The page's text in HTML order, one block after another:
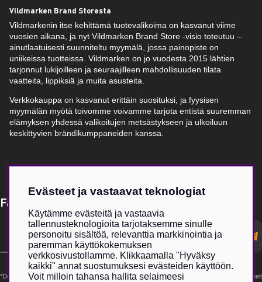
Vildmarken Brand Storesta
Vildmarkenin itse kehittämä tuotevalikoima on kasvanut viime
vuosien aikana, ja nyt Vildmarken Brand Store -visio toteutuu –
ainutlaatuisesti suunniteltu myymälä, jossa painopiste on
uniikeissa tuotteissa. Vildmarken on jo vuodesta 2015 lähtien
tarjonnut lukijoilleen ja seuraajilleen mahdollisuuden tilata
vaatteita, lippiksiä ja muita asusteita.
Verkkokauppa on kasvanut erittäin suosituksi, ja fyysisen
myymälän myötä toivomme voivamme tarjota entistä suuremman
elämyksen yhdessä valikoitujen metsästykseen ja ulkoiluun
keskittyvien brändikumppaneiden kanssa.
Få Magasin Vildmarken direkt till din e-post!*
postadress
*Du kan även få erbjudanden och nyheter från samarbetspartners. Din prenumeration är helt
Evästeet ja vastaavat teknologiat
Käytämme evästeitä ja vastaavia
tallennusteknologioita tarjotaksemme sinulle
personoitu sisältöä, relevanttia markkinointia ja
paremman käyttökokemuksen
verkkosivustollamme. Klikkaamalla "Hyväksy
kaikki" annat suostumuksesi evästeiden käyttöön.
Voit milloin tahansa hallita selaimeesi